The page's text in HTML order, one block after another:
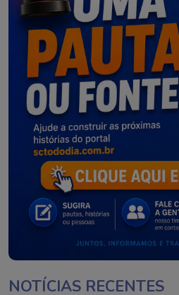
NOTÍCIAS RECENTES